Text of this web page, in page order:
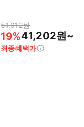
51,012원
19%41,202원~
최종혜택가